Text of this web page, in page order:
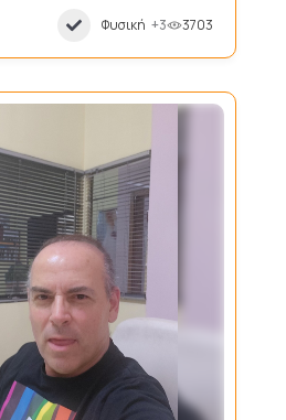
Φυσική +3 3703